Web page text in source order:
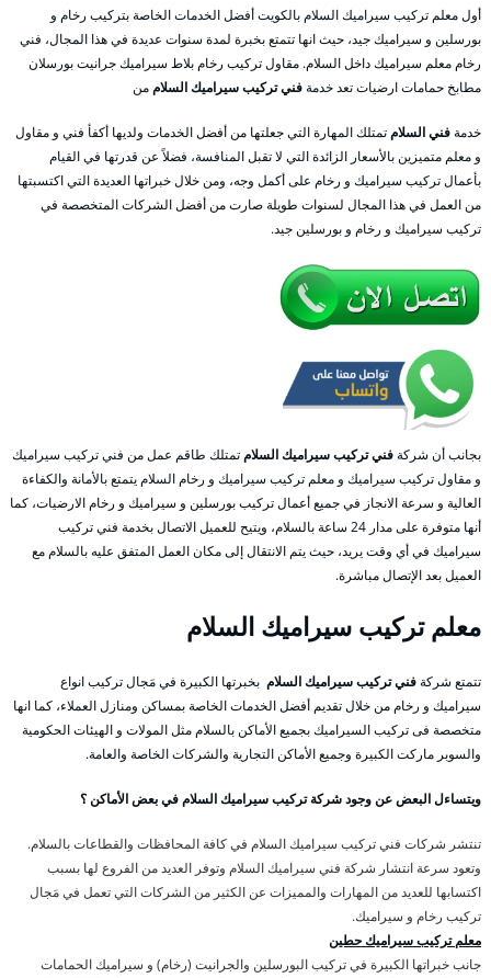
أول معلم تركيب سيراميك السلام بالكويت أفضل الخدمات الخاصة بتركيب رخام و
بورسلين و سيراميك جيد، حيث انها تتمتع بخبرة لمدة سنوات عديدة في هذا المجال، فني
رخام معلم سيراميك داخل السلام. مقاول تركيب رخام بلاط سيراميك جرانيت بورسلان
مطابخ حمامات ارضيات تعد خدمةفني تركيب سيراميك السلاممن
خدمةفني السلامتمتلك المهارة التي جعلتها من أفضل الخدمات ولديها أكفأ فني و مقاول
و معلم متميزين بالأسعار الزائدة التي لا تقبل المنافسة، فضلاً عن قدرتها في القيام
بأعمال تركيب سيراميك و رخام على أكمل وجه، ومن خلال خبراتها العديدة التي اكتسبتها
من العمل في هذا المجال لسنوات طويلة صارت من أفضل الشركات المتخصصة في
تركيب سيراميك و رخام و بورسلين جيد.
بجانب أن شركةفني تركيب سيراميك السلامتمتلك طاقم عمل من فني تركيب سيراميك
و مقاول تركيب سيراميك و معلم تركيب سيراميك و رخام السلام يتمتع بالأمانة والكفاءة
العالية و سرعة الانجاز في جميع أعمال تركيب بورسلين و سيراميك و رخام الارضيات، كما
أنها متوفرة على مدار 24 ساعة بالسلام، ويتيح للعميل الاتصال بخدمة فني تركيب
سيراميك في أي وقت يريد، حيث يتم الانتقال إلى مكان العمل المتفق عليه بالسلام مع
العميل بعد الإتصال مباشرة.
معلمتركيب سيراميك السلام
تتمتع شركةفني تركيب سيراميك السلام بخبرتها الكبيرة في مَجال تركيب انواع
سيراميك و رخام من خلال تقديم أفضل الخدمات الخاصة بمساكن ومنازل العملاء، كما انها
متخصصة فى تركيب السيراميك بجميع الأماكن بالسلام مثل المولات و الهيئات الحكومية
والسوبر ماركت الكبيرة وجميع الأماكن التجارية والشركات الخاصة والعامة.
ويتساءل البعض عن وجود شركة تركيب سيراميك السلام في بعض الأماكن ؟
تنتشر شركات فني تركيب سيراميك السلام في كافة المحافظات والقطاعات بالسلام.
وتعود سرعة انتشار شركة فني سيراميك السلام وتوفر العديد من الفروع لها بسبب
اكتسابها للعديد من المهارات والمميزات عن الكثير من الشركات التي تعمل في مَجال
تركيب رخام و سيراميك.
معلم تركيب سيراميك حطين
جانب خبراتها الكبيرة في تركيب البورسلين والجرانيت (رخام) و سيراميك الحمامات